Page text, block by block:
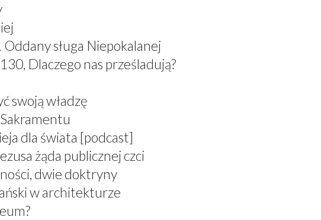
Oddany sługa Niepokalanej
Dlaczego nas prześladują?
swoją władzę
dla świata [podcast]
żąda publicznej czci
dwie doktryny
w architekturze